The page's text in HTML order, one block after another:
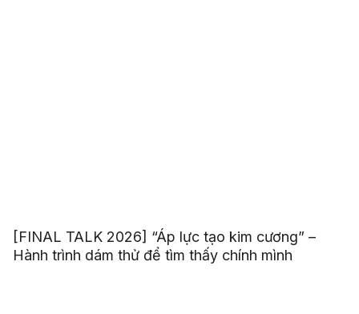
[FINAL TALK 2026] “Áp lực tạo kim cương” –
Hành trình dám thử để tìm thấy chính mình